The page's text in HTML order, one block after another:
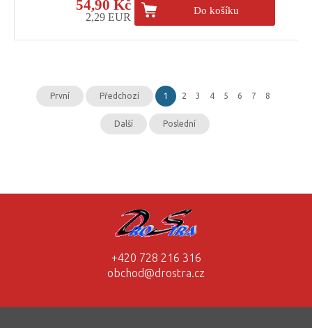
54,90 Kč
2,29 EUR
Do košíku
První Předchozí 1 2 3 4 5 6 7 8
Další Poslední
+420 728 216 316
obchod@drostra.cz